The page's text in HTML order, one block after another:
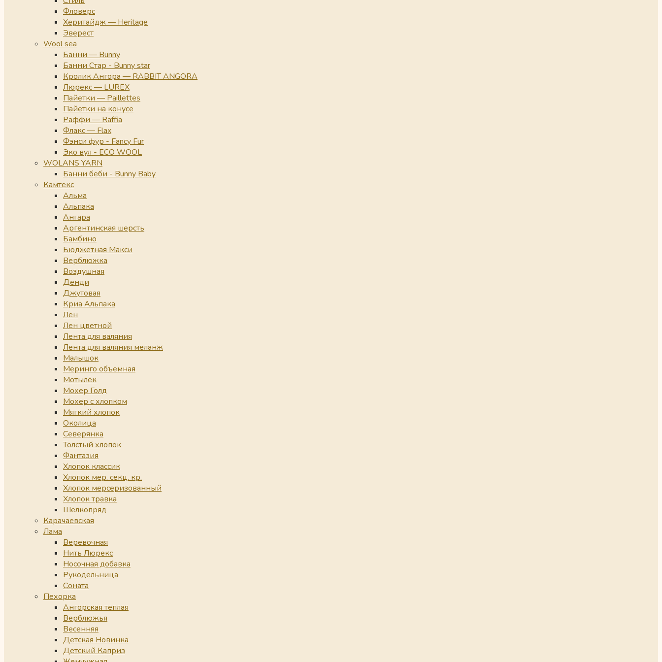
Фловерс
Херитайдж — Heritage
Эверест
Wool sea
Банни — Bunny
Банни Стар - Bunny star
Кролик Ангора — RABBIT ANGORA
Люрекс — LUREX
Пайетки — Paillettes
Пайетки на конусе
Раффи — Raffia
Флакс — Flax
Фэнси фур - Fancy Fur
Эко вул - ECO WOOL
WOLANS YARN
Банни беби - Bunny Baby
Камтекс
Альма
Альпака
Ангара
Аргентинская шерсть
Бамбино
Бюджетная Макси
Верблюжка
Воздушная
Денди
Джутовая
Криа Альпака
Лен
Лен цветной
Лента для валяния
Лента для валяния меланж
Малышок
Меринго объемная
Мотылёк
Мохер Голд
Мохер с хлопком
Мягкий хлопок
Околица
Северянка
Толстый хлопок
Фантазия
Хлопок классик
Хлопок мер. секц. кр.
Хлопок мерсеризованный
Хлопок травка
Шелкопряд
Карачаевская
Лама
Веревочная
Нить Люрекс
Носочная добавка
Рукодельница
Соната
Пехорка
Ангорская теплая
Верблюжья
Весенняя
Детская Новинка
Детский Каприз